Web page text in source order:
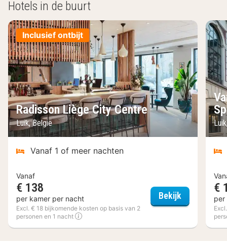
Hotels in de buurt
Inclusief ontbijt
Radisson Liège City Centre
Luik, België
Vanaf 1 of meer nachten
Vanaf
€ 138
per kamer per nacht
Excl. € 18 bijkomende kosten op basis van 2
personen en 1 nacht
Bekijk Radisson
€
per